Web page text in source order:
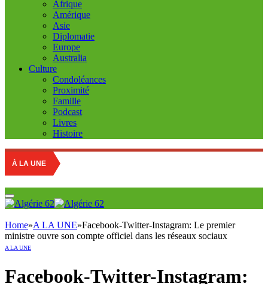
Afrique
Amérique
Asie
Diplomatie
Europe
Australia
Culture
Condoléances
Proximité
Famille
Podcast
Livres
Histoire
À LA UNE
Home»A LA UNE»Facebook-Twitter-Instagram: Le premier
ministre ouvre son compte officiel dans les réseaux sociaux
A LA UNE
Facebook-Twitter-Instagram: